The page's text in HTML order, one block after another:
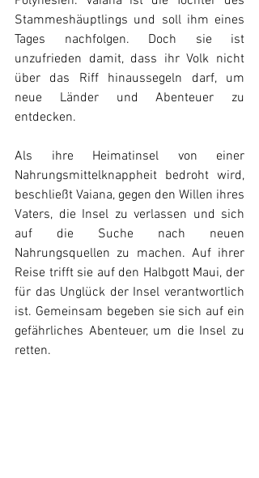
Stammeshäuptlings und soll ihm eines
Tages nachfolgen. Doch sie ist
unzufrieden damit, dass ihr Volk nicht
über das Riff hinaussegeln darf, um
neue Länder und Abenteuer zu
entdecken.
Als ihre Heimatinsel von einer
Nahrungsmittelknappheit bedroht wird,
beschließt Vaiana, gegen den Willen ihres
Vaters, die Insel zu verlassen und sich
auf die Suche nach neuen
Nahrungsquellen zu machen. Auf ihrer
Reise trifft sie auf den Halbgott Maui, der
für das Unglück der Insel verantwortlich
ist. Gemeinsam begeben sie sich auf ein
gefährliches Abenteuer, um die Insel zu
retten.